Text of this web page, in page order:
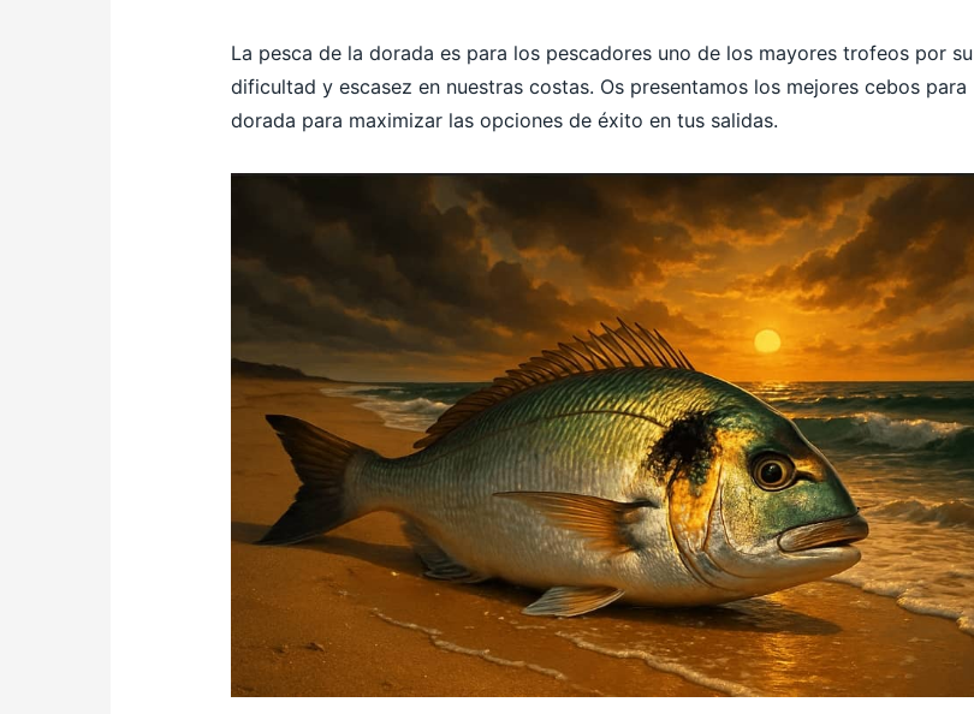
La pesca de la dorada es para los pescadores uno de los mayores trofeos por su
dificultad y escasez en nuestras costas. Os presentamos los mejores cebos para
dorada para maximizar las opciones de éxito en tus salidas.